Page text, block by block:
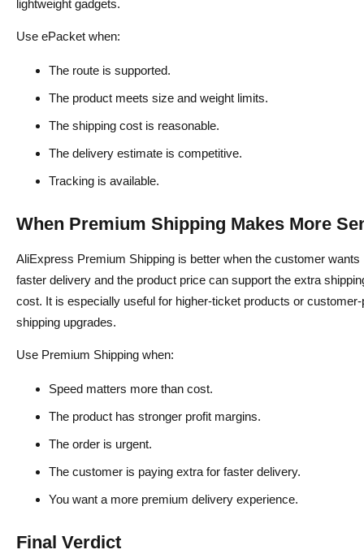
lightweight gadgets.
Use ePacket when:
The route is supported.
The product meets size and weight limits.
The shipping cost is reasonable.
The delivery estimate is competitive.
Tracking is available.
When Premium Shipping Makes More
AliExpress Premium Shipping is better when the customer wants
faster delivery and the product price can support the extra
cost. It is especially useful for higher-ticket products or customer-
shipping upgrades.
Use Premium Shipping when:
Speed matters more than cost.
The product has stronger profit margins.
The order is urgent.
The customer is paying extra for faster delivery.
You want a more premium delivery experience.
Final Verdict